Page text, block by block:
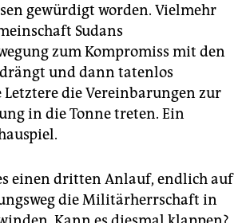
gewürdigt worden. Vielmehr
Sudans
zum Kompromiss mit den
und dann tatenlos
Letztere die Vereinbarungen zur
in die Tonne treten. Ein
einen dritten Anlauf, endlich auf
die Militärherrschaft in